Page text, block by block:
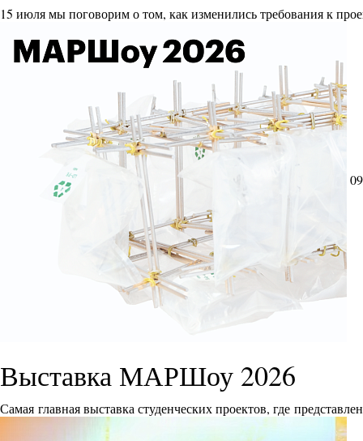
15 июля мы поговорим о том, как изменились требования к
Выставка МАРШоу 2026
Самая главная выставка студенческих проектов, где